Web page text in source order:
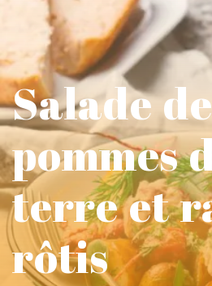
Salade de
pommes
terre et
rôtis